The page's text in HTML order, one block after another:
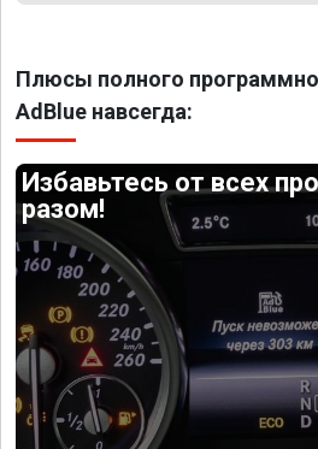
Плюсы полного
AdBlue навсегда:
Избавьтесь от всех
разом!